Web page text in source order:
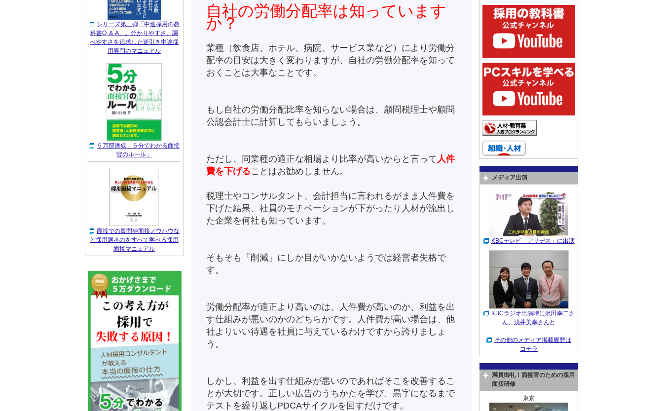
自社の労働分配率は知っています
か？
業種（飲食店、ホテル、病院、サービス業など）により労働分
配率の目安は大きく変わりますが、自社の労働分配率を知って
おくことは大事なことです。
もし自社の労働分配比率を知らない場合は、顧問税理士や顧問
公認会計士に計算してもらいましょう。
ただし、同業種の適正な相場より比率が高いからと言って 人件
費を下げることはお勧めしません。
税理士やコンサルタント、会計担当に言われるがまま人件費を
下げた結果、社員のモチベーションが下がったり人材が流出し
た企業を何社も知っています。
そもそも「削減」にしか目がいかないようでは経営者失格で
す。
労働分配率が適正より高いのは、人件費が高いのか、利益を出
す仕組みが悪いのかのどちらかです。人件費が高い場合は、他
社よりいい待遇を社員に与えているわけですから誇りましょ
う。
しかし、利益を出す仕組みが悪いのであればそこを改善するこ
とが大切です。正しい広告のうちかたを学び、黒字になるまで
テストを繰り返しPDCAサイクルを回すだけです。
シリーズ第三弾「中途採用の教
科書Q ＆ A」。分かりやすさ、調
べやすさを追求した逆引き中途採
用専門のマニュアル
５万部達成「５分でわかる面接
官のルール」
面接での質問や面接ノウハウな
ど採用選考のをすべて学べる採用
面接マニュアル
メディア出演
KBCテレビ「アサデス」に出演
KBCラジオ出演時に沢田幸二さ
ん、浅井美幸さんと
その他のメディア掲載履歴は
コチラ
満員御礼！面接官のための採用
面接研修
東京